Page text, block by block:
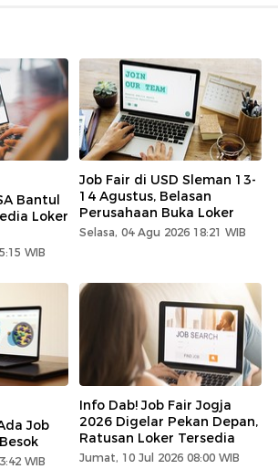
Bantul
Loker
WIB
Job Fair di USD Sleman 13-
14 Agustus, Belasan
Perusahaan Buka Loker
Selasa, 04 Agu 2026 18:21 WIB
Job
WIB
Info Dab! Job Fair Jogja
2026 Digelar Pekan Depan,
Ratusan Loker Tersedia
Jumat, 10 Jul 2026 08:00 WIB